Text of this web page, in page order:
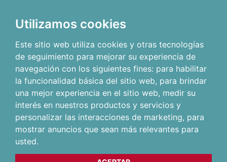
Utilizamos cookies
Este sitio web utiliza cookies y otras tecnologías
de seguimiento para mejorar su experiencia de
navegación con los siguientes fines: para habilitar
la funcionalidad básica del sitio web, para brindar
una mejor experiencia en el sitio web, medir su
interés en nuestros productos y servicios y
personalizar las interacciones de marketing, para
mostrar anuncios que sean más relevantes para
usted.